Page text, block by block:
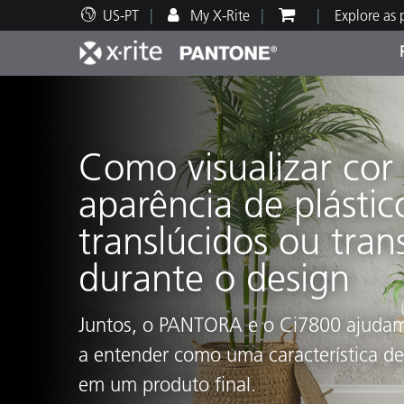
US-PT My X-Rite Explore as
Principais produtos
Impressão e Embalagem
Automotiva Têxtil
Suporte Técnico
Recursos Educacionais
Como visualizar cor
aparência de
translúcidos ou
durante o design
Juntos, o PANTORA e o Ci7800
a entender como uma característica
em um produto final.